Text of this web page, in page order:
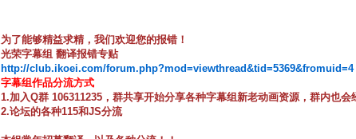
为了能够精益求精，我们欢迎您的报错！
光荣字幕组 翻译报错专贴
http://club.ikoei.com/forum.php?mod=viewthread&tid=5369&fromuid=4
字幕组作品分流方式
1.加入Q群 106311235，群共享开始分享各种字幕组新老动画资源，群内也会
2.论坛的各种115和JS分流